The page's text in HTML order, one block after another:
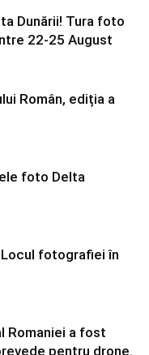
Dunării! Tura foto
22-25 August
Român, ediția a
foto Delta
fotografiei în
Romaniei a fost
pentru drone.